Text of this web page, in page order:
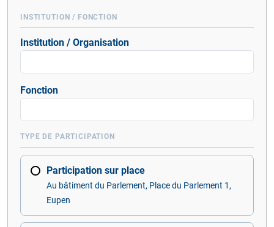
INSTITUTION / FONCTION
Institution / Organisation
Fonction
TYPE DE PARTICIPATION
Participation sur place
Au bâtiment du Parlement, Place du Parlement 1,
Eupen